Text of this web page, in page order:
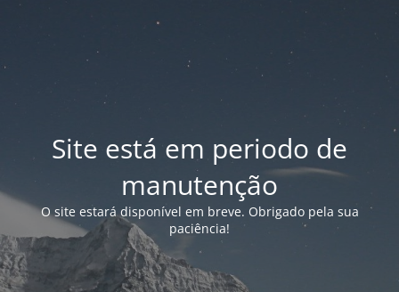
Site está em periodo de
manutenção
O site estará disponível em breve. Obrigado pela sua
paciência!